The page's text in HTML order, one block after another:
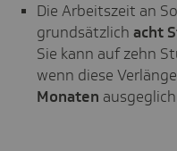
Die Arbeitszeit an
grundsätzlich acht
Sie kann auf zehn
wenn diese
Monaten